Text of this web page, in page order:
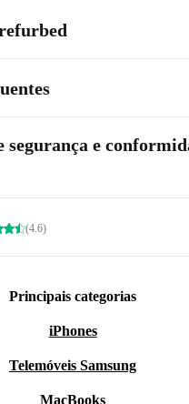
segurança e
(4.6)
Principais categorias
iPhones
Telemóveis Samsung
MacBooks